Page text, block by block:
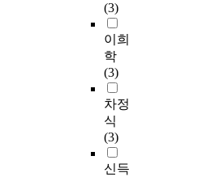
(3)
이희
학
(3)
차정
식
(3)
신득